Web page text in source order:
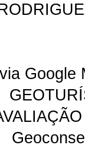
Google